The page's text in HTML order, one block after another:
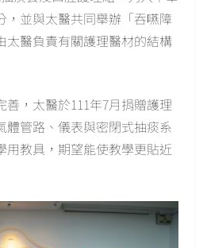
，並與太醫共同舉辦「吞嚥障
太醫負責有關護理醫材的結構
，太醫於111年7月捐贈護理
體管路、儀表與密閉式抽痰系
用教具，期望能使教學更貼近